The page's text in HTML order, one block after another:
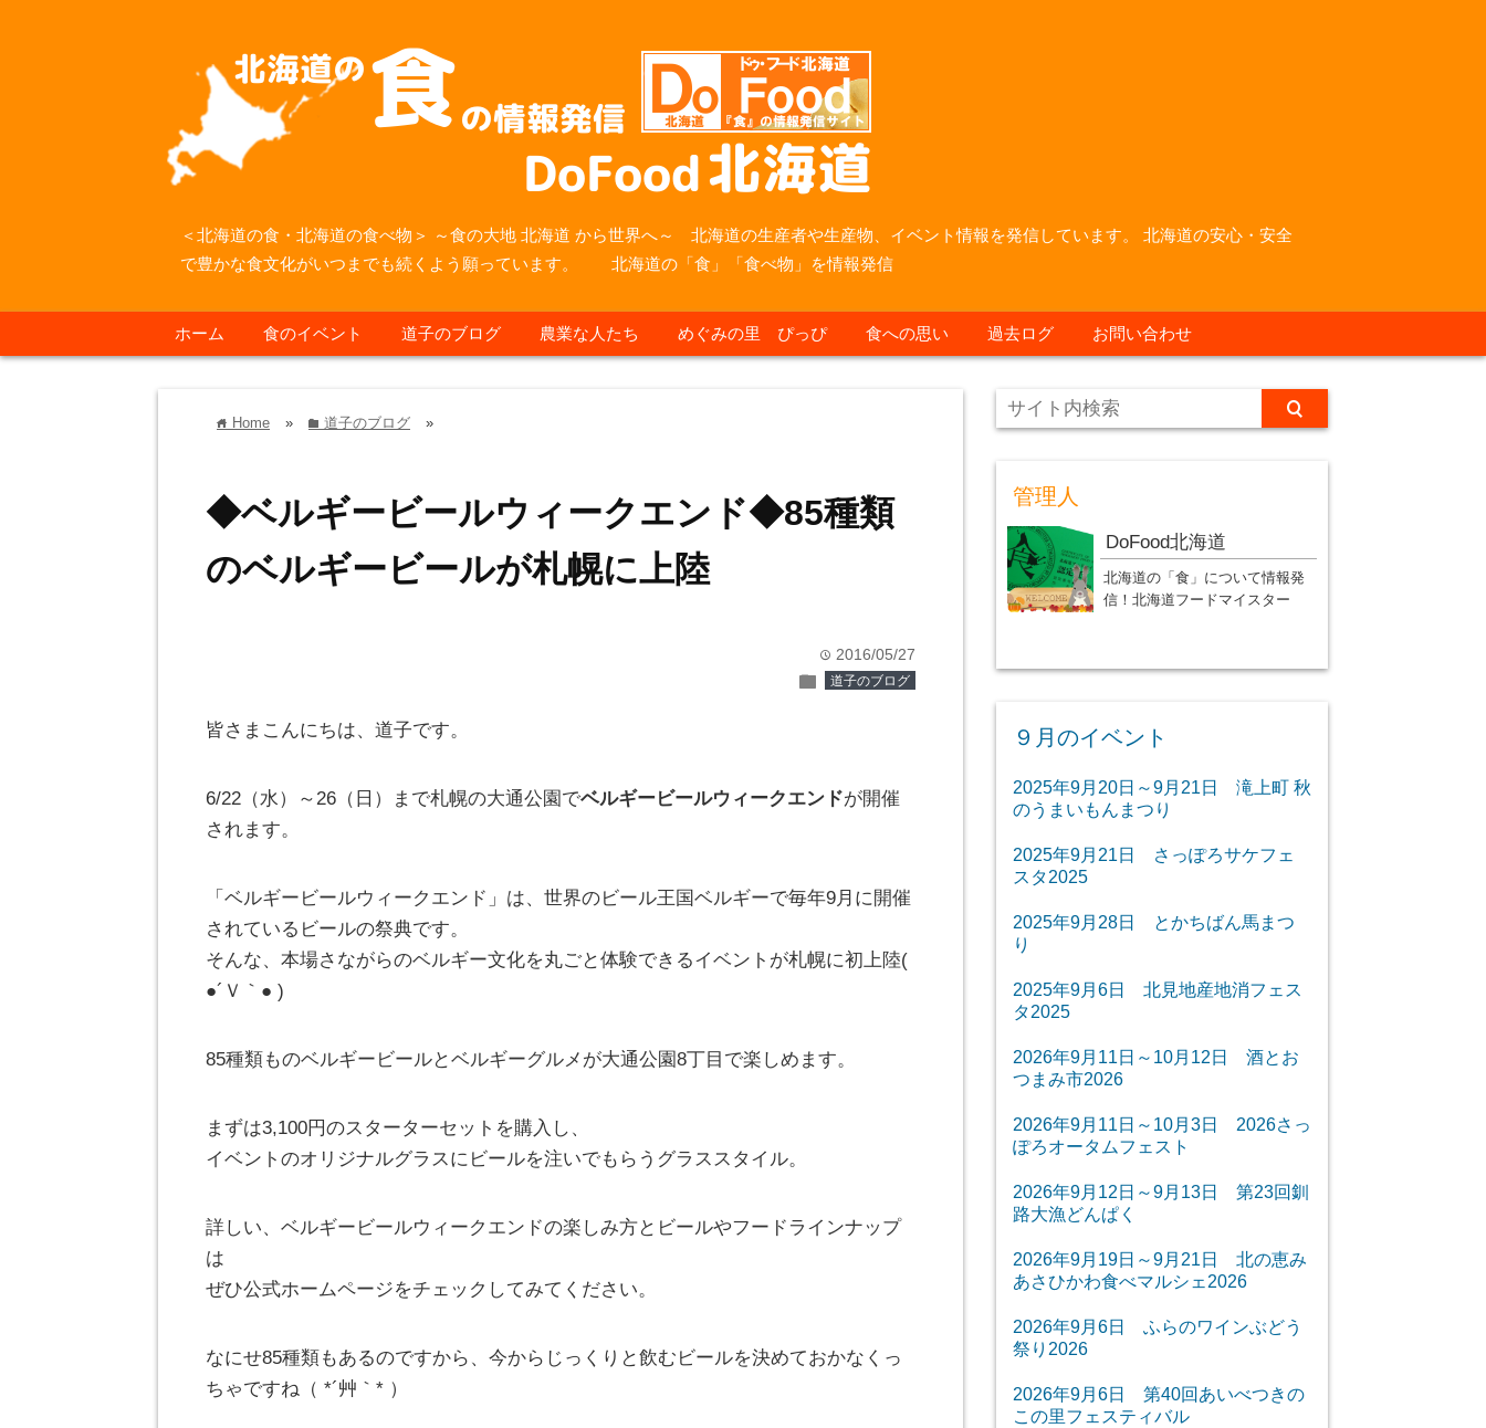
＜北海道の食・北海道の食べ物＞ ～食の大地 北海道 から世界へ～ 北海道の生産者や生産物、イベント情報を発信しています。 北海道の安心・安全
で豊かな食文化がいつまでも続くよう願っています。 北海道の「食」「食べ物」を情報発信
ホーム 食のイベント 道子のブログ 農業な人たち めぐみの里 ぴっぴ 食への思い 過去ログ お問い合わせ
home Home » folder 道子のブログ »
◆ベルギービールウィークエンド◆85種類
のベルギービールが札幌に上陸
time 2016/05/27
folder 道子のブログ
皆さまこんにちは、道子です。
6/22（水）～26（日）まで札幌の大通公園でベルギービールウィークエンドが開催
されます。
「ベルギービールウィークエンド」は、世界のビール王国ベルギーで毎年9月に開催
されているビールの祭典です。
そんな、本場さながらのベルギー文化を丸ごと体験できるイベントが札幌に初上陸(
●´Ｖ｀● )
85種類ものベルギービールとベルギーグルメが大通公園8丁目で楽しめます。
まずは3,100円のスターターセットを購入し、
イベントのオリジナルグラスにビールを注いでもらうグラススタイル。
詳しい、ベルギービールウィークエンドの楽しみ方とビールやフードラインナップ
は
ぜひ公式ホームページをチェックしてみてください。
なにせ85種類もあるのですから、今からじっくりと飲むビールを決めておかなくっ
ちゃですね（ *´艸｀* ）
管理人
DoFood北海道
北海道の「食」について情報発
信！北海道フードマイスター
９月のイベント
2025年9月20日～9月21日 滝上町 秋
のうまいもんまつり
2025年9月21日 さっぽろサケフェ
スタ2025
2025年9月28日 とかちばん馬まつ
り
2025年9月6日 北見地産地消フェス
タ2025
2026年9月11日～10月12日 酒とお
つまみ市2026
2026年9月11日～10月3日 2026さっ
ぽろオータムフェスト
2026年9月12日～9月13日 第23回釧
路大漁どんぱく
2026年9月19日～9月21日 北の恵み
あさひかわ食べマルシェ2026
2026年9月6日 ふらのワインぶどう
祭り2026
2026年9月6日 第40回あいべつきの
この里フェスティバル